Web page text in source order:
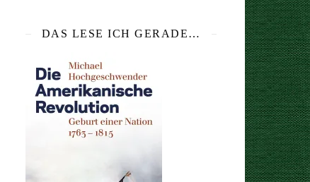
DAS LESE ICH GERADE…